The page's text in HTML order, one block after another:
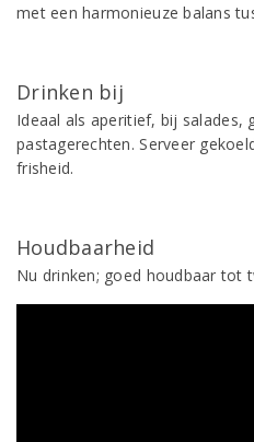
met een harmonieuze balans
Drinken bij
Ideaal als aperitief, bij salades,
pastagerechten. Serveer
frisheid.
Houdbaarheid
Nu drinken; goed houdbaar tot